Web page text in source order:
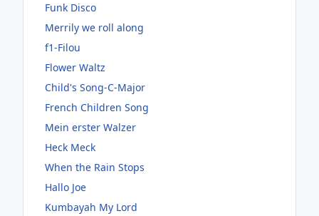
Funk Disco
Merrily we roll along
f1-Filou
Flower Waltz
Child's Song-C-Major
French Children Song
Mein erster Walzer
Heck Meck
When the Rain Stops
Hallo Joe
Kumbayah My Lord